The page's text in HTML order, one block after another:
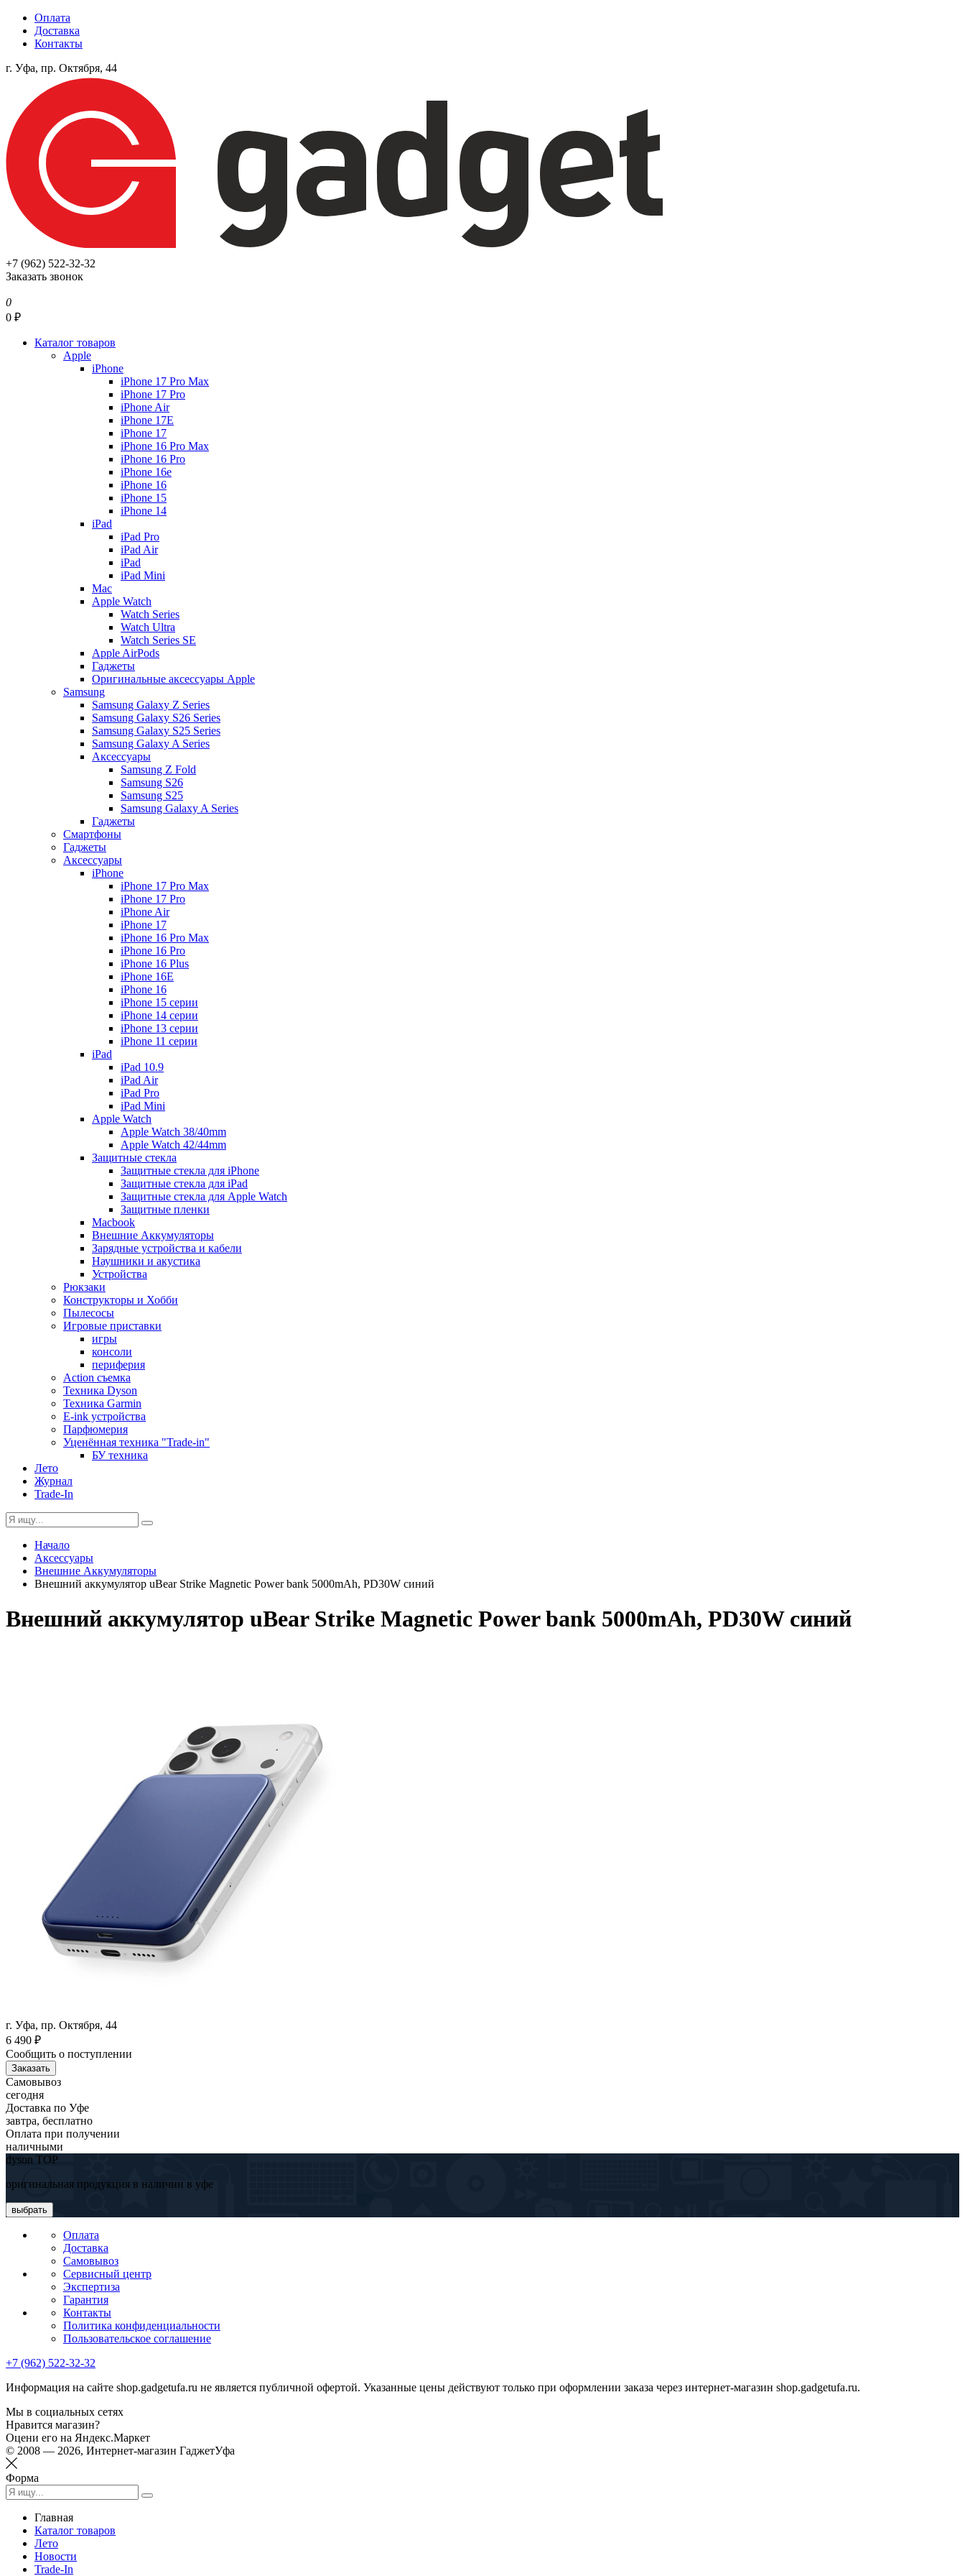
Оплата
Доставка
Контакты
г. Уфа, пр. Октября, 44
+7 (962) 522-32-32
Заказать звонок
0
0 ₽
Каталог товаров
Apple
iPhone
iPhone 17 Pro Max
iPhone 17 Pro
iPhone Air
iPhone 17E
iPhone 17
iPhone 16 Pro Max
iPhone 16 Pro
iPhone 16e
iPhone 16
iPhone 15
iPhone 14
iPad
iPad Pro
iPad Air
iPad
iPad Mini
Mac
Apple Watch
Watch Series
Watch Ultra
Watch Series SE
Apple AirPods
Гаджеты
Оригинальные аксессуары Apple
Samsung
Samsung Galaxy Z Series
Samsung Galaxy S26 Series
Samsung Galaxy S25 Series
Samsung Galaxy A Series
Аксессуары
Samsung Z Fold
Samsung S26
Samsung S25
Samsung Galaxy A Series
Гаджеты
Смартфоны
Гаджеты
Аксессуары
iPhone
iPhone 17 Pro Max
iPhone 17 Pro
iPhone Air
iPhone 17
iPhone 16 Pro Max
iPhone 16 Pro
iPhone 16 Plus
iPhone 16E
iPhone 16
iPhone 15 серии
iPhone 14 серии
iPhone 13 серии
iPhone 11 серии
iPad
iPad 10.9
iPad Air
iPad Pro
iPad Mini
Apple Watch
Apple Watch 38/40mm
Apple Watch 42/44mm
Защитные стекла
Защитные стекла для iPhone
Защитные стекла для iPad
Защитные стекла для Apple Watch
Защитные пленки
Macbook
Внешние Аккумуляторы
Зарядные устройства и кабели
Наушники и акустика
Устройства
Рюкзаки
Конструкторы и Хобби
Пылесосы
Игровые приставки
игры
консоли
периферия
Action съемка
Техника Dyson
Техника Garmin
E-ink устройства
Парфюмерия
Уценённая техника "Trade-in"
БУ техника
Лето
Журнал
Trade-In
Начало
Аксессуары
Внешние Аккумуляторы
Внешний аккумулятор uBear Strike Magnetic Power bank 5000mAh, PD30W синий
Внешний аккумулятор uBear Strike Magnetic Power bank 5000mAh, PD30W синий
г. Уфа, пр. Октября, 44
6 490 ₽
Сообщить о поступлении
Заказать
Самовывоз
сегодня
Доставка по Уфе
завтра, бесплатно
Оплата при получении
наличными
dyson TOP
оригинальная продукция в наличии в уфе
выбрать
Оплата
Доставка
Самовывоз
Сервисный центр
Экспертиза
Гарантия
Контакты
Политика конфиденциальности
Пользовательское соглашение
+7 (962) 522-32-32
Информация на сайте shop.gadgetufa.ru не является публичной офертой. Указанные цены действуют только при оформлении заказа через интернет-магазин shop.gadgetufa.ru.
Мы в социальных сетях
Нравится магазин?
Оцени его на Яндекс.Маркет
© 2008 — 2026, Интернет-магазин ГаджетУфа
Форма
Главная
Каталог товаров
Лето
Новости
Trade-In